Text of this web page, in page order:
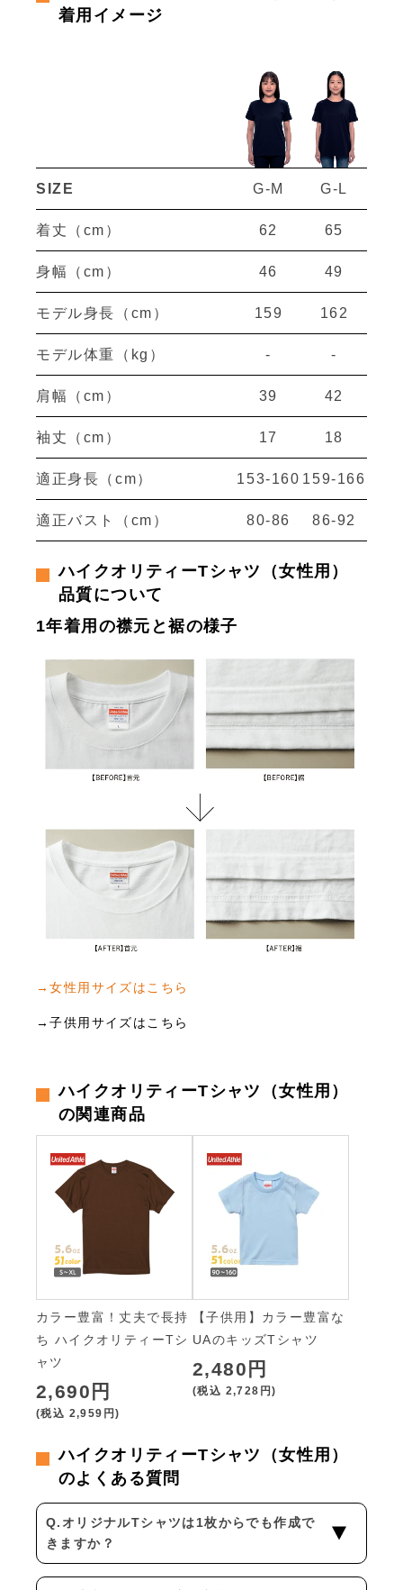
着用イメージ
SIZE G-M G-L
着丈（cm） 62 65
身幅（cm） 46 49
モデル身長（cm） 159 162
モデル体重（kg） - -
肩幅（cm） 39 42
袖丈（cm） 17 18
適正身長（cm） 153-160 159-166
適正バスト（cm） 80-86 86-92
ハイクオリティーTシャツ（女性用）
品質について
1年着用の襟元と裾の様子
→女性用サイズはこちら
→子供用サイズはこちら
ハイクオリティーTシャツ（女性用）
の関連商品
カラー豊富！丈夫で長持
ち ハイクオリティーTシ
ャツ
2,690円
(税込 2,959円)
【子供用】カラー豊富な
UAのキッズTシャツ
2,480円
(税込 2,728円)
ハイクオリティーTシャツ（女性用）
のよくある質問
Q.オリジナルTシャツは1枚からでも作成で
きますか？